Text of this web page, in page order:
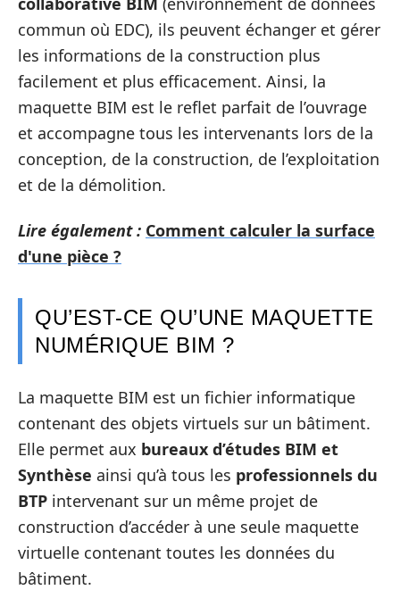
commun où EDC), ils peuvent échanger et gérer
les informations de la construction plus
facilement et plus efficacement. Ainsi, la
maquette BIM est le reflet parfait de l’ouvrage
et accompagne tous les intervenants lors de la
conception, de la construction, de l’exploitation
et de la démolition.
Lire également : Comment calculer la surface
d'une pièce ?
QU’EST-CE QU’UNE MAQUETTE
NUMÉRIQUE BIM ?
La maquette BIM est un fichier informatique
contenant des objets virtuels sur un bâtiment.
Elle permet aux bureaux d’études BIM et
Synthèse ainsi qu’à tous les professionnels du
BTP intervenant sur un même projet de
construction d’accéder à une seule maquette
virtuelle contenant toutes les données du
bâtiment.